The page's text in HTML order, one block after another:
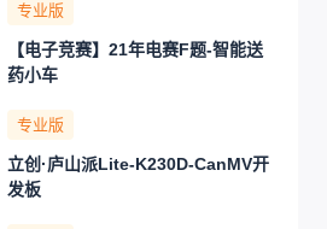
专业版
【电子竞赛】21年电赛F题-智能送
药小车
专业版
立创·庐山派Lite-K230D-CanMV开
发板